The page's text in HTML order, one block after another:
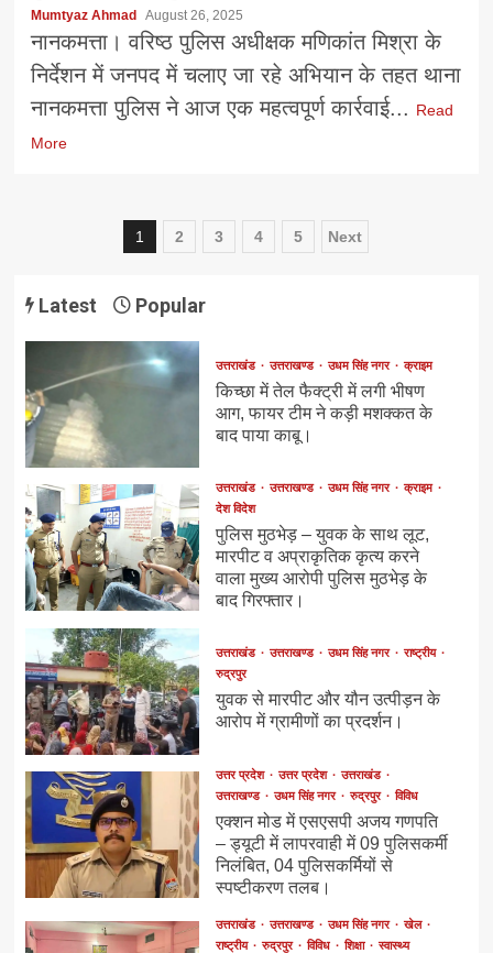
Mumtyaz Ahmad August 26, 2025
नानकमत्ता। वरिष्ठ पुलिस अधीक्षक मणिकांत मिश्रा के
निर्देशन में जनपद में चलाए जा रहे अभियान के तहत थाना
नानकमत्ता पुलिस ने आज एक महत्वपूर्ण कार्रवाई... Read
More
Posts
1 2 3 4 5 Next
Latest Popular
उत्तराखंड उत्तराखण्ड उधम सिंह नगर क्राइम
किच्छा में तेल फैक्ट्री में लगी भीषण
आग, फायर टीम ने कड़ी मशक्कत के
बाद पाया काबू।
उत्तराखंड उत्तराखण्ड उधम सिंह नगर
क्राइम
देश विदेश
पुलिस मुठभेड़ – युवक के साथ लूट,
मारपीट व अप्राकृतिक कृत्य करने
वाला मुख्य आरोपी पुलिस मुठभेड़ के
बाद गिरफ्तार।
उत्तराखंड उत्तराखण्ड उधम सिंह नगर
राष्ट्रीय
रुद्रपुर
युवक से मारपीट और यौन उत्पीड़न के
आरोप में ग्रामीणों का प्रदर्शन।
उत्तर प्रदेश उत्तर प्रदेश
उत्तराखंड
उत्तराखण्ड
उधम सिंह नगर रुद्रपुर विविध
एक्शन मोड में एसएसपी अजय गणपति
– ड्यूटी में लापरवाही में 09 पुलिसकर्मी
निलंबित, 04 पुलिसकर्मियों से
स्पष्टीकरण तलब।
उत्तराखंड उत्तराखण्ड उधम सिंह नगर
खेल
राष्ट्रीय
रुद्रपुर विविध शिक्षा स्वास्थ्य